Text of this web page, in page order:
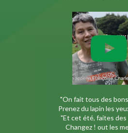
"On fait tous des
Prenez du lapin les
"Et cet été, faites des
Changez ! out les